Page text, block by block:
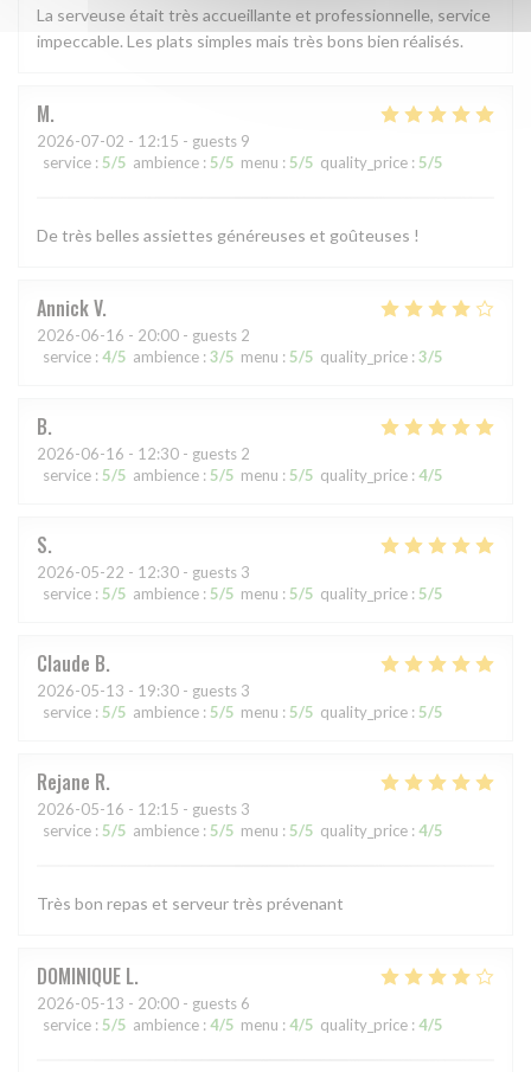
La serveuse était très accueillante et professionnelle, service
impeccable. Les plats simples mais très bons bien réalisés.
M
2026-07-02 - 12:15 - guests 9
service : 5/5 ambience : 5/5 menu : 5/5 quality_price : 5/5
De très belles assiettes généreuses et goûteuses !
AnnickV
2026-06-16 - 20:00 - guests 2
service : 4/5 ambience : 3/5 menu : 5/5 quality_price : 3/5
B
2026-06-16 - 12:30 - guests 2
service : 5/5 ambience : 5/5 menu : 5/5 quality_price : 4/5
S
2026-05-22 - 12:30 - guests 3
service : 5/5 ambience : 5/5 menu : 5/5 quality_price : 5/5
Claude B
2026-05-13 - 19:30 - guests 3
service : 5/5 ambience : 5/5 menu : 5/5 quality_price : 5/5
Rejane R
2026-05-16 - 12:15 - guests 3
service : 5/5 ambience : 5/5 menu : 5/5 quality_price : 4/5
Très bon repas et serveur très prévenant
DOMINIQUE L
2026-05-13 - 20:00 - guests 6
service : 5/5 ambience : 4/5 menu : 4/5 quality_price : 4/5